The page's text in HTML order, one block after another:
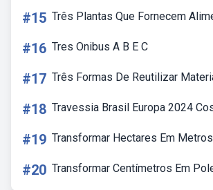
#15 Três Plantas Que Fornecem
#16 Tres Onibus A B E C
#17 Três Formas De Reutilizar
#18 Travessia Brasil Europa 2024
#19 Transformar Hectares Em Metros
#20 Transformar Centímetros Em